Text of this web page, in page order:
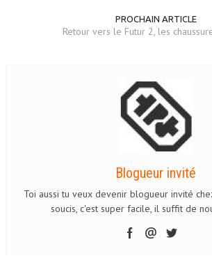
PROCHAIN ARTICLE
Retour vers le Futur 2, les
Blogueur invité
Toi aussi tu veux devenir blogueur invité
soucis, c'est super facile, il suffit de